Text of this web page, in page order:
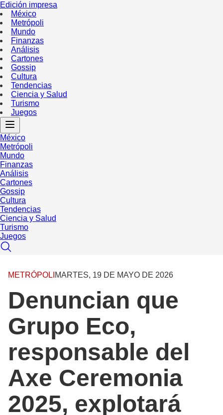
Edición impresa
México
Metrópoli
Mundo
Finanzas
Análisis
Cartones
Gossip
Cultura
Tendencias
Ciencia y Salud
Turismo
Juegos
México
Metrópoli
Mundo
Finanzas
Análisis
Cartones
Gossip
Cultura
Tendencias
Ciencia y Salud
Turismo
Juegos
METRÓPOLI MARTES, 19 DE MAYO DE 2026
Denuncian que
Grupo Eco,
responsable del
Axe Ceremonia
2025, explotará